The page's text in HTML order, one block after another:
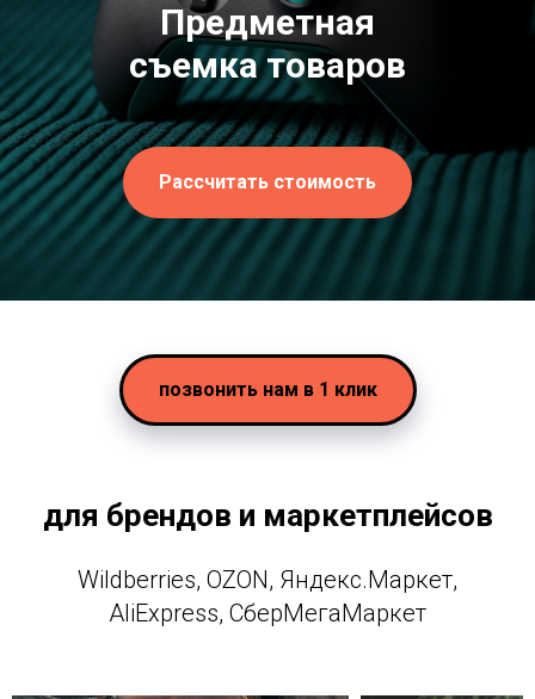
Предметная
съемка товаров
Рассчитать стоимость
позвонить нам в 1 клик
для брендов и маркетплейсов
Wildberries, OZON, Яндекс.Маркет,
AliExpress, СберМегаМаркет